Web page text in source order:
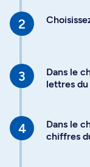
Dans le
lettres du
Dans le
chiffres